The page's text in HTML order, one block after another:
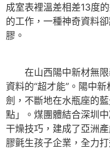
成室表裡溫差相差13度
的工作，一種神奇資料
膠。
在山西陽中新材無限
資料的“超才能”。陽中
劍，不斷地在水瓶座的
點」。煤團體結合深圳
干燥技巧，建成了亞洲
膠氈生孩子企業，全力